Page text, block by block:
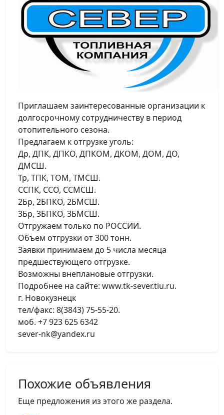
Приглашаем заинтересованные организации к
долгосрочному сотрудничеству в период
отопительного сезона.
Предлагаем к отгрузке уголь:
Др, ДПК, ДПКО, ДПКОМ, ДКОМ, ДОМ, ДО,
ДМСШ.
Тр, ТПК, ТОМ, ТМСШ.
ССПК, ССО, ССМСШ.
2Бр, 2БПКО, 2БМСШ.
3Бр, 3БПКО, 3БМСШ.
Отгружаем только по РОССИИ.
Объем отгрузки от 300 тонн.
Заявки принимаем до 5 числа месяца
предшествующего отгрузке.
Возможны внеплановые отгрузки.
Подробнее на сайте: www.tk-sever.tiu.ru.
г. Новокузнецк
тел/факс: 8(3843) 75-55-20.
моб. +7 923 625 6342
sever-nk@yandex.ru
Похожие объявления
Еще предложения из этого же раздела.